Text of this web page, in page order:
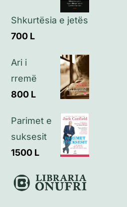
Shkurtësia e jetës
700 L
Ari i
rremë
800 L
Parimet e
suksesit
1500 L